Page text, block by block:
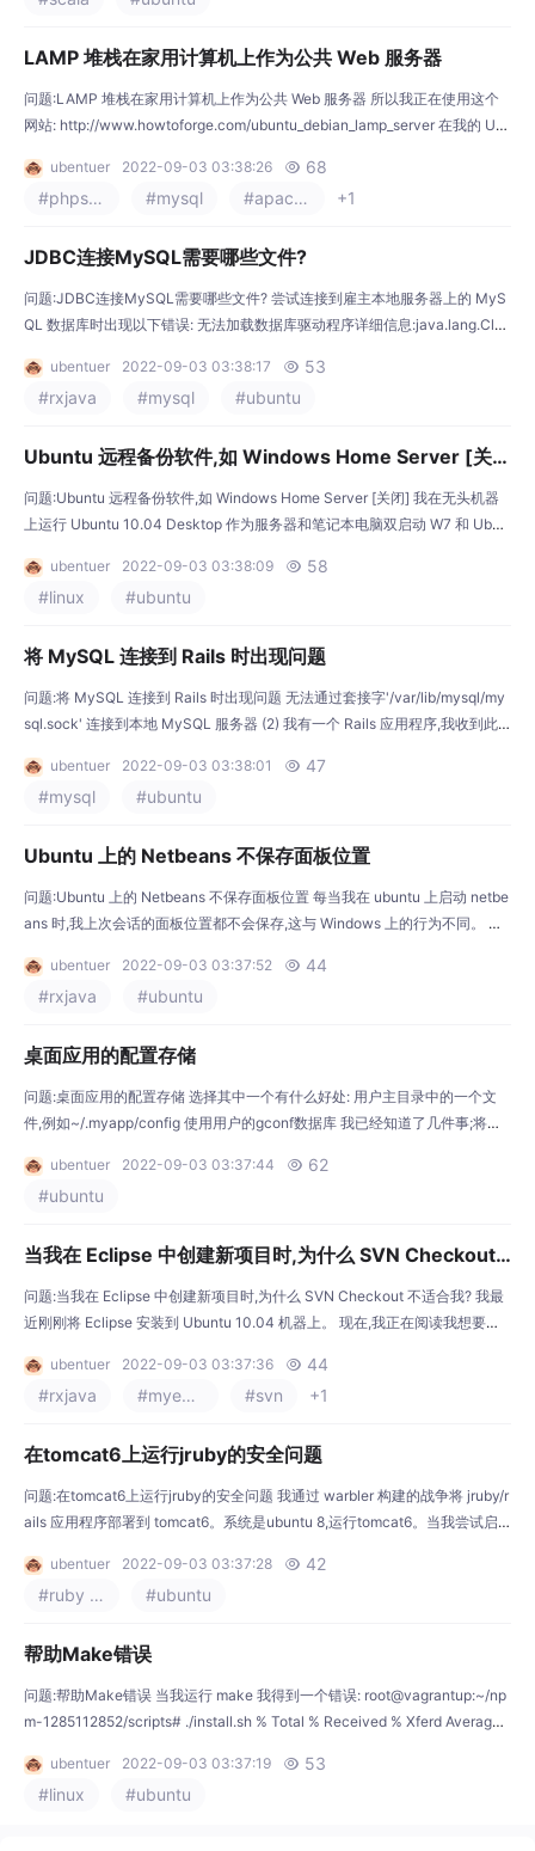
LAMP 堆栈在家用计算机上作为公共 Web 服务器
问题:LAMP 堆栈在家用计算机上作为公共 Web 服务器 所以我正在使用这个
网站: http://www.howtoforge.com/ubuntu_debian_lamp_server 在我的 Ub
编程和测试。如何进行设置,以便网络上的任何人都可以从任何支持 Internet
的设备访问我的 .php
ubentuer 2022-09-03 03:38:26  68
#phpstorm
#mysql #apache +1
JDBC连接MySQL需要哪些文件?
问题:JDBC连接MySQL需要哪些文件? 尝试连接到雇主本地服务器上的 MyS
QL 数据库时出现以下错误: 无法加载数据库驱动程序详细信息:java.lang.Clas
间:0 秒) 我认为很明显这是因为我的文件设置不正确。唯一的问题是,我不知道
我需要什么,以及它需要去哪里。驱动
ubentuer 2022-09-03 03:38:17  53
#rxjava
#mysql #ubuntu
Ubuntu 远程备份软件,如 Windows Home Server [关
闭]
问题:Ubuntu 远程备份软件,如 Windows Home Server [关闭] 我在无头机器
上运行 Ubuntu 10.04 Desktop 作为服务器和笔记本电脑双启动 W7 和 Ubun
h。 我的问题是在服务器上运行哪些好的软件可以对网络中的客户端执行预定
的完整备份。它应该接近于 windows home
ubentuer 2022-09-03 03:38:09  58
#linux
#ubuntu
将 MySQL 连接到 Rails 时出现问题
问题:将 MySQL 连接到 Rails 时出现问题 无法通过套接字'/var/lib/mysql/my
sql.sock' 连接到本地 MySQL 服务器 (2) 我有一个 Rails 应用程序,我收到此
入 config/database.yml 并设置 mysql.sock 但它在哪里或者我需要重新安装
它? 当
ubentuer 2022-09-03 03:38:01  47
#mysql
#ubuntu
Ubuntu 上的 Netbeans 不保存面板位置
问题:Ubuntu 上的 Netbeans 不保存面板位置 每当我在 ubuntu 上启动 netbe
ans 时,我上次会话的面板位置都不会保存,这与 Windows 上的行为不同。 我
/opt/netbeans 一切正常,但是例如 netbeans“输出”面板总是出现在我的源文
件旁边,如果我将它拖到底部,它会一
ubentuer 2022-09-03 03:37:52  44
#rxjava
#ubuntu
桌面应用的配置存储
问题:桌面应用的配置存储 选择其中一个有什么好处: 用户主目录中的一个文
件,例如~/.myapp/config 使用用户的gconf数据库 我已经知道了几件事;将数
或计算机上。另一方面,使用 gconf 是否会更容易,因为底层数据存储设施已经
整理好,而无需您编写自己的配置文件处理程序? 解答 我会选择 GConf。 然
ubentuer 2022-09-03 03:37:44  62
#ubuntu
当我在 Eclipse 中创建新项目时,为什么 SVN Checkout
不适合我?
问题:当我在 Eclipse 中创建新项目时,为什么 SVN Checkout 不适合我? 我最
近刚刚将 Eclipse 安装到 Ubuntu 10.04 机器上。 现在,我正在阅读我想要参
part: File -> New -> Other SVN -> Checkout projects
ubentuer 2022-09-03 03:37:36  44
#rxjava
#myeclipse #svn +1
在tomcat6上运行jruby的安全问题
问题:在tomcat6上运行jruby的安全问题 我通过 warbler 构建的战争将 jruby/r
ails 应用程序部署到 tomcat6。系统是ubuntu 8,运行tomcat6。当我尝试启
atalina.core.ApplicationContext log SEVERE: Appl
ubentuer 2022-09-03 03:37:28  42
#ruby on rails
#ubuntu
帮助Make错误
问题:帮助Make错误 当我运行 make 我得到一个错误: root@vagrantup:~/np
m-1285112852/scripts# ./install.sh % Total % Received % Xferd Average
0 568k 100 56
ubentuer 2022-09-03 03:37:19  53
#linux
#ubuntu